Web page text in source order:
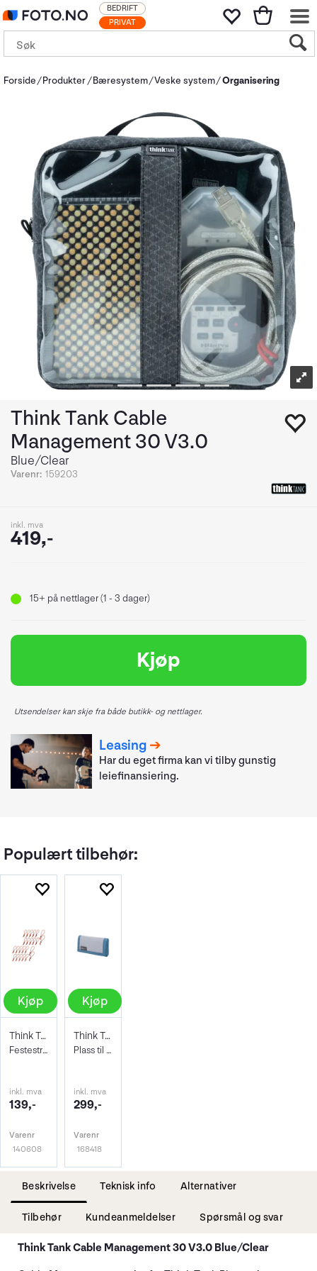
PRIVAT
BEDRIFT
Forside Produkter Bæresystem Veske system Organisering
Think Tank Cable
Management 30 V3.0
Blue/Clear
Varenr: 159203
inkl. mva
419,-
15+ på nettlager (1 - 3 dager)
Kjøp
Utsendelser kan skje fra både butikk- og nettlager.
Leasing
Har du eget firma kan vi tilby gunstig
leiefinansiering.
Populært tilbehør:
Kjøp
Think Tank Red Whips 12-pk
Festestrikker for kabler og lignende
inkl. mva
139,-
Varenr
140608
Kjøp
Think Tank Pixel Pocket Rocket Blue
Plass til 10 CFast/CF Express Type B
inkl. mva
299,-
Varenr
168418
Beskrivelse Teknisk info Alternativer
Tilbehør Kundeanmeldelser Spørsmål og svar
Think Tank Cable Management 30 V3.0 Blue/Clear